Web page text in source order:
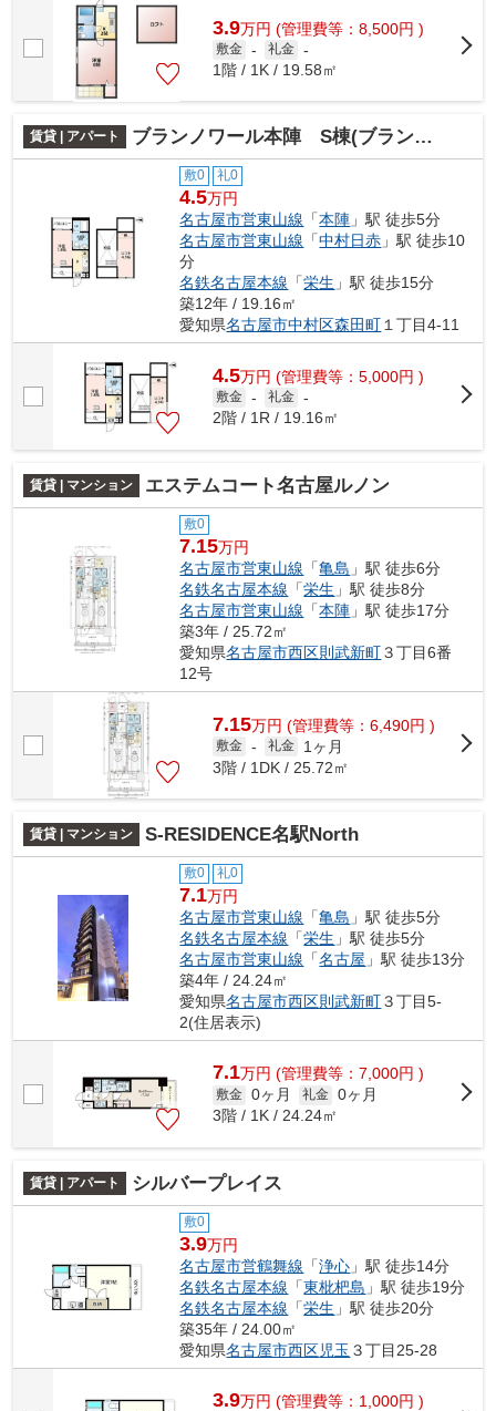
3.9万円 (管理費等：8,500円 )
敷金 - 礼金 -
1階 / 1K / 19.58㎡
賃貸 | アパート ブランノワール本陣 S棟(ブランノワールホンジ
敷0 礼0
4.5万円
名古屋市営東山線 「本陣 」駅 徒歩5分
名古屋市営東山線 「中村日赤 」駅 徒歩10
分
名鉄名古屋本線 「栄生 」駅 徒歩15分
築12年 / 19.16㎡
愛知県名古屋市中村区森田町１丁目4-11
4.5万円 (管理費等：5,000円 )
敷金 - 礼金 -
2階 / 1R / 19.16㎡
賃貸 | マンション エステムコート名古屋ルノン
敷0
7.15万円
名古屋市営東山線 「亀島 」駅 徒歩6分
名鉄名古屋本線 「栄生 」駅 徒歩8分
名古屋市営東山線 「本陣 」駅 徒歩17分
築3年 / 25.72㎡
愛知県名古屋市西区則武新町３丁目6番
12号
7.15万円 (管理費等：6,490円 )
敷金 - 礼金
1ヶ月
3階 / 1DK / 25.72㎡
賃貸 | マンション S-RESIDENCE名駅North
敷0 礼0
7.1万円
名古屋市営東山線 「亀島 」駅 徒歩5分
名鉄名古屋本線 「栄生 」駅 徒歩5分
名古屋市営東山線 「名古屋 」駅 徒歩13分
築4年 / 24.24㎡
愛知県名古屋市西区則武新町３丁目5-
2(住居表示)
7.1万円 (管理費等：7,000円 )
敷金 0ヶ月 礼金 0ヶ月
3階 / 1K / 24.24㎡
賃貸 | アパート シルバープレイス
敷0
3.9万円
名古屋市営鶴舞線 「浄心 」駅 徒歩14分
名鉄名古屋本線 「東枇杷島 」駅 徒歩19分
名鉄名古屋本線 「栄生 」駅 徒歩20分
築35年 / 24.00㎡
愛知県名古屋市西区児玉 ３丁目25-28
3.9万円 (管理費等：1,000円 )